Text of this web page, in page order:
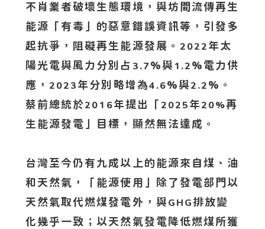
不肖業者破壞生態環境，與坊間流傳再生
能源「有毒」的惡意錯誤資訊等，引發多
起抗爭，阻礙再生能源發展。 2022 年太
陽光電與風力分別占 3.7%與 1.2 %電力供
應，2023 年分別略增為4.6%與2.2 %。
蔡前總統於2016年提出「 2025 年20%再
生能源發電」目標，顯然無法達成。
台灣至今仍有九成以上的能源來自煤、油
和天然氣，「能源使用」除了發電部門以
天然氣取代燃煤發電外，與 GHG排放變
化幾乎一致；以天然氣發電降低燃煤所獲